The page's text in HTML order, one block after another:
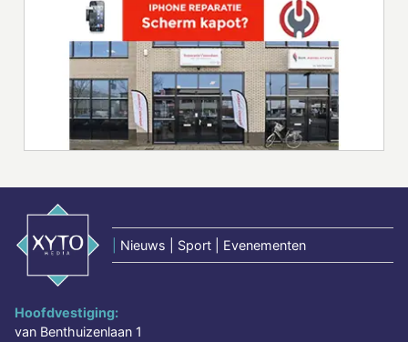
Nieuws | Sport | Evenementen
Hoofdvestiging:
van Benthuizenlaan 1